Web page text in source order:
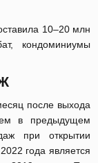
10–20 млн
кондоминиумы
после выхода
в предыдущем
при открытии
года является